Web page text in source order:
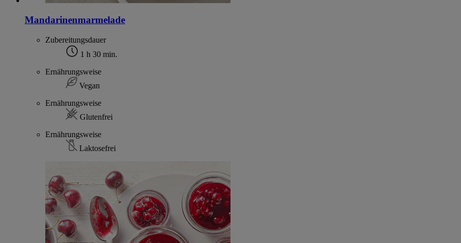
Mandarinenmarmelade
Zubereitungsdauer
1 h 30 min.
Ernährungsweise
Vegan
Ernährungsweise
Glutenfrei
Ernährungsweise
Laktosefrei